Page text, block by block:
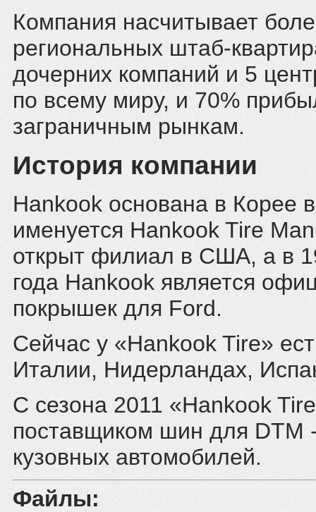
Компания насчитывает
региональных штаб-
дочерних компаний и 5
по всему миру, и 70%
заграничным рынкам.
История компании
Hankook основана в Корее
именуется Hankook Tire
открыт филиал в США, а в
года Hankook является
покрышек для Ford.
Сейчас у «Hankook Tire»
Италии, Нидерландах,
С сезона 2011 «Hankook
поставщиком шин для DTM
кузовных автомобилей.
Файлы: